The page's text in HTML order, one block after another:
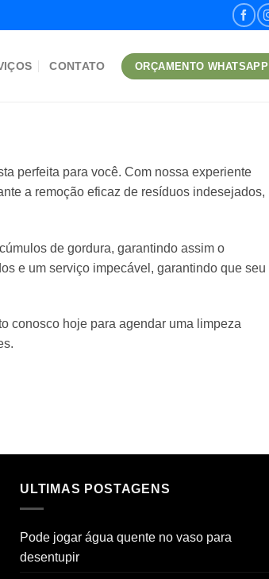
CONTATO ORÇAMENTO WHATSAPP
perfeita para você. Com nossa experiente
a remoção eficaz de resíduos indesejados,
de gordura, garantindo assim o
e um serviço impecável, garantindo que seu
conosco hoje para agendar uma limpeza
ULTIMAS POSTAGENS
Pode jogar água quente no vaso para
desentupir